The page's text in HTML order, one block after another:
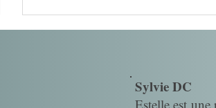
Sylvie DC
Estelle est une